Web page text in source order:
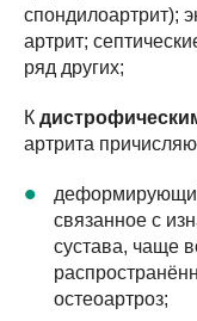
спондилоартрит);
артрит;
ряд других;
К
артрита
связанное с
сустава, чаще
остеоартроз;